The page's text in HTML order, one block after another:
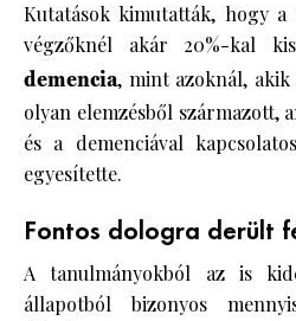
Kutatások kimutatták, hogy a
végzőknél akár 20%-kal
demencia, mint azoknál,
olyan elemzésből származott,
és a demenciával
egyesítette.
Fontos dologra derült
A tanulmányokból az is
állapotból bizonyos